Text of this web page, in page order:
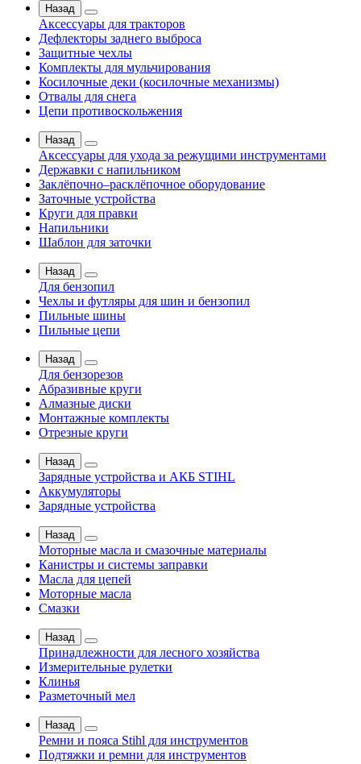
Назад
Аксессуары для тракторов
Дефлекторы заднего выброса
Защитные чехлы
Комплекты для мульчирования
Косилочные деки (косилочные механизмы)
Отвалы для снега
Цепи противоскольжения
Назад
Аксессуары для ухода за режущими инструментами
Державки с напильником
Заклёпочно–расклёпочное оборудование
Заточные устройства
Круги для правки
Напильники
Шаблон для заточки
Назад
Для бензопил
Чехлы и футляры для шин и бензопил
Пильные шины
Пильные цепи
Назад
Для бензорезов
Абразивные круги
Алмазные диски
Монтажные комплекты
Отрезные круги
Назад
Зарядные устройства и АКБ STIHL
Аккумуляторы
Зарядные устройства
Назад
Моторные масла и смазочные материалы
Канистры и системы заправки
Масла для цепей
Моторные масла
Смазки
Назад
Принадлежности для лесного хозяйства
Измерительные рулетки
Клинья
Разметочный мел
Назад
Ремни и пояса Stihl для инструментов
Подтяжки и ремни для инструментов